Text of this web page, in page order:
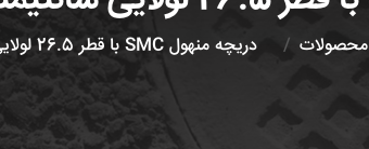
محصولات دریچه منهول SMC با قطر 26.5 لولایی سانتیمتر به همراه فریم 7 کیلوگرم کلاس D400